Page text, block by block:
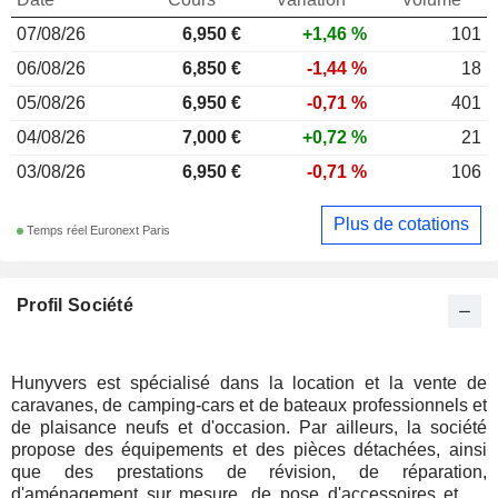
Profil Société
Hunyvers est spécialisé dans la location et la vente de
caravanes, de camping-cars et de bateaux professionnels et
de plaisance neufs et d'occasion. Par ailleurs, la société
propose des équipements et des pièces détachées, ainsi
que des prestations de révision, de réparation,
d'aménagement sur mesure, de pose d'accessoires et de
07/08/26
6,950 € +1,46 %
101
06/08/26
6,850 € -1,44 %
18
05/08/26
6,950 € -0,71 %
401
04/08/26
7,000 € +0,72 %
21
03/08/26
6,950 € -0,71 % 106
Temps réel Euronext Paris Plus de cotations